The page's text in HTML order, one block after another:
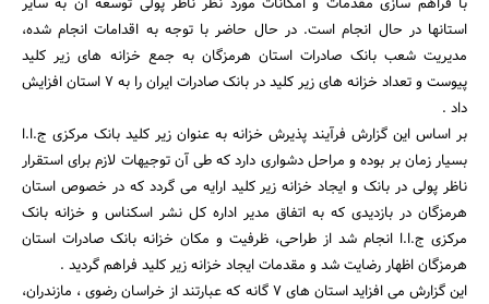
جستجو
استانها در حال انجام است. در حال حاضر با توجه به اقدامات انجام شده،
مدیریت شعب بانک صادرات استان هرمزگان به جمع خزانه های زیر کلید
پیوست و تعداد خزانه های زیر کلید در بانک صادرات ایران را به 7 استان افزایش
داد .
بر اساس این گزارش فرآیند پذیرش خزانه به عنوان زیر کلید بانک مرکزی ج.ا.ا
بسیار زمان بر بوده و مراحل دشواری دارد که طی آن توجیهات لازم برای استقرار
ناظر پولی در بانک و ایجاد خزانه زیر کلید ارایه می گردد که در خصوص استان
هرمزگان در بازدیدی که به اتفاق مدیر اداره کل نشر اسکناس و خزانه بانک
مرکزی ج.ا.ا انجام شد از طراحی، ظرفیت و مکان خزانه بانک صادرات استان
هرمزگان اظهار رضایت شد و مقدمات ایجاد خزانه زیر کلید فراهم گردید .
این گزارش می افزاید استان های 7 گانه که عبارتند از خراسان رضوی ، مازندران،